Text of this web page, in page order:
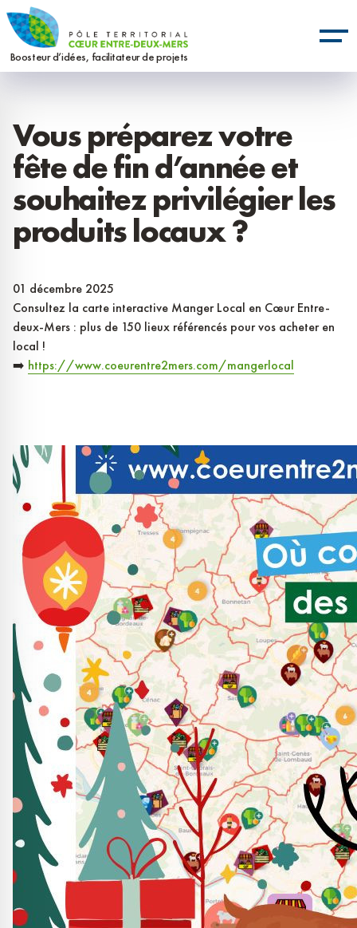
Aller
au
contenu
Boosteur d’idées, facilitateur de projets
Vous préparez votre
fête de fin d’année et
souhaitez privilégier les
produits locaux ?
01 décembre 2025
Consultez la carte interactive Manger Local en Cœur Entre-
deux-Mers : plus de 150 lieux référencés pour vos acheter en
local !
➡️ https://www.coeurentre2mers.com/mangerlocal
Panneau de gestion des cookies